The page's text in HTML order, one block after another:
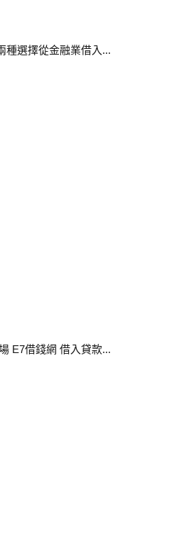
種選擇從金融業借入...
E7借錢網 借入貸款...